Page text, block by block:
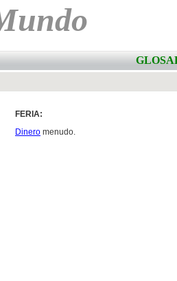
FERIA:
Dinero menudo.